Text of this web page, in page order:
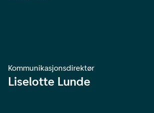
Kommunikasjonsdirektør
Liselotte Lunde